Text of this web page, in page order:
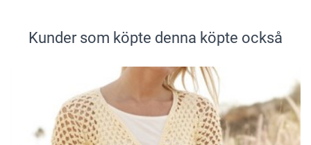
Kunder som köpte denna köpte också